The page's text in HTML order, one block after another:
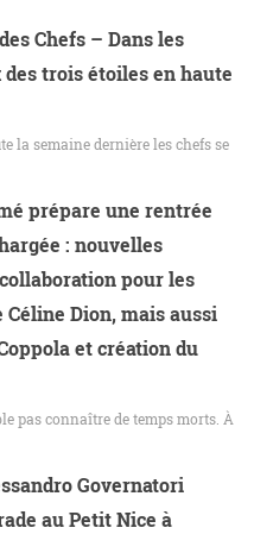
Chefs – Dans les
trois étoiles en haute
la semaine dernière les chefs se
prépare une rentrée
: nouvelles
pour les
Céline Dion, mais aussi
et création du
pas connaître de temps morts. À
Governatori
au Petit Nice à